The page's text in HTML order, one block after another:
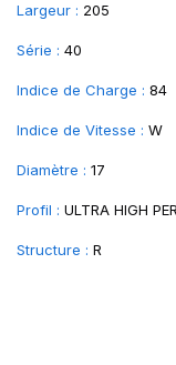
Largeur : 205
Série : 40
Indice de Charge : 84
Indice de Vitesse : W
Diamètre : 17
Profil : ULTRA HIGH
Structure : R